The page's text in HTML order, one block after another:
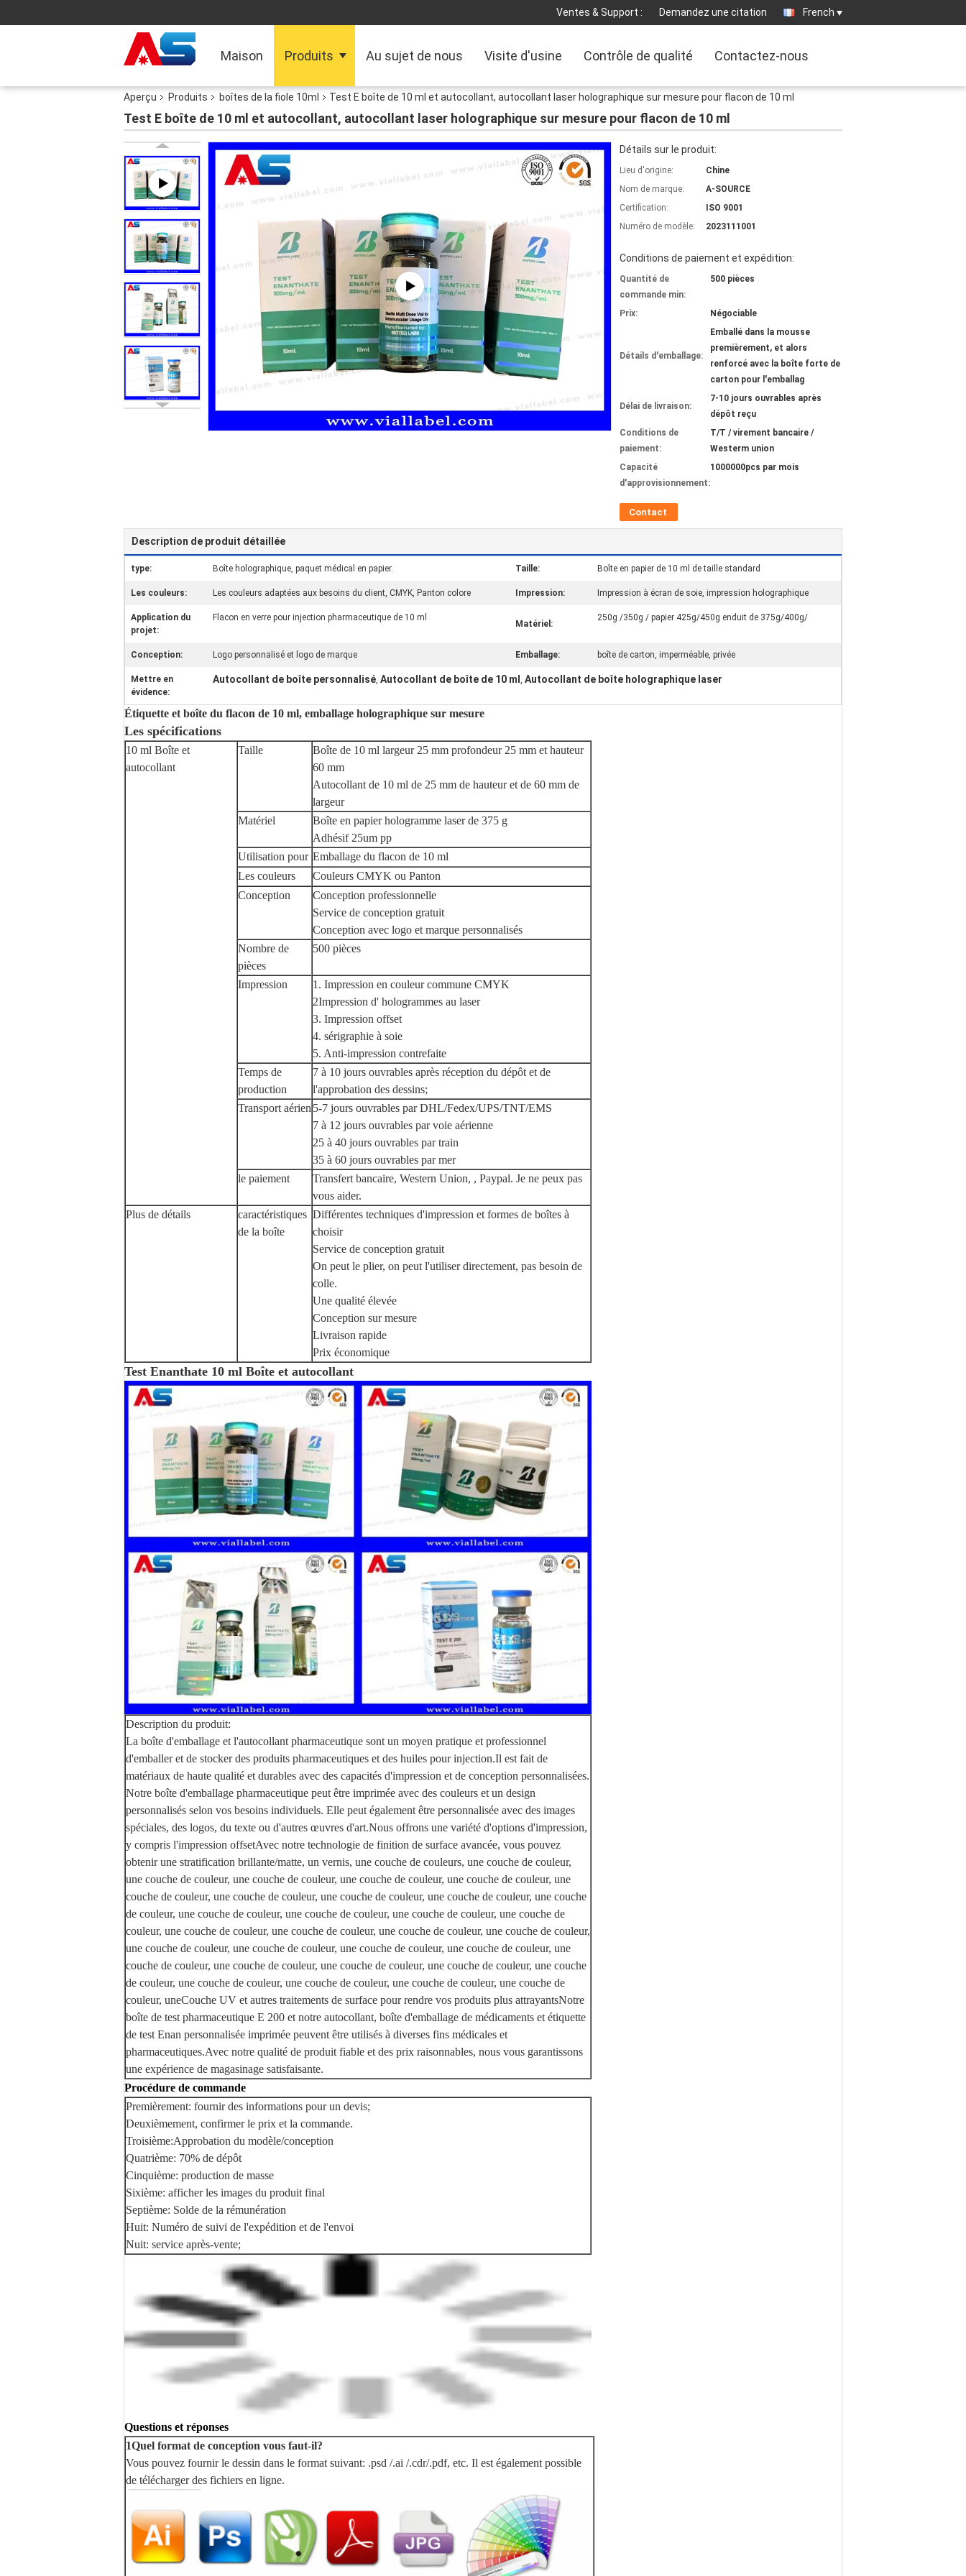
Ventes & Support : Demandez une citation French
Maison Produits Au sujet de nous Visite d'usine Contrôle de qualité Contactez-nous
Aperçu Produits boîtes de la fiole 10ml Test E boîte de 10 ml et autocollant, autocollant laser holographique sur mesure pour flacon de 10 ml
Test E boîte de 10 ml et autocollant, autocollant laser holographique sur mesure pour flacon de 10 ml
Détails sur le produit:
Lieu d'origine:
Chine
Nom de marque:
A-SOURCE
Certification:
ISO 9001
Numéro de modèle:
2023111001
Conditions de paiement et expédition:
Quantité de
commande min:
500 pièces
Prix: Négociable
Détails d'emballage:
Emballé dans la mousse
premièrement, et alors
renforcé avec la boîte forte de
carton pour l'emballag
Délai de livraison:
7-10 jours ouvrables après
dépôt reçu
Conditions de
paiement:
T/T / virement bancaire /
Westerm union
Capacité
d'approvisionnement:
1000000pcs par mois
Contact
Description de produit détaillée
type: Boîte holographique, paquet médical en papier. Taille: Boîte en papier de 10 ml de taille standard
Les couleurs: Les couleurs adaptées aux besoins du client, CMYK, Panton colore Impression: Impression à écran de soie, impression holographique
Application du
projet:
Flacon en verre pour injection pharmaceutique de 10 ml
Matériel:
250g /350g / papier 425g/450g enduit de 375g/400g/
Conception: Logo personnalisé et logo de marque Emballage: boîte de carton, imperméable, privée
Mettre en
évidence:
Autocollant de boîte personnalisé, Autocollant de boîte de 10 ml , Autocollant de boîte holographique laser
Étiquette et boîte du flacon de 10 ml, emballage holographique sur mesure
Les spécifications
10 ml Boîte et
autocollant
Taille
Boîte de 10 ml largeur 25 mm profondeur 25 mm et hauteur
60 mm
Autocollant de 10 ml de 25 mm de hauteur et de 60 mm de
largeur
Matériel
Boîte en papier hologramme laser de 375 g
Adhésif 25um pp
Utilisation pour Emballage du flacon de 10 ml
Les couleurs
Couleurs CMYK ou Panton
Conception
Conception professionnelle
Service de conception gratuit
Conception avec logo et marque personnalisés
Nombre de
pièces
500 pièces
Impression
1. Impression en couleur commune CMYK
2Impression d' hologrammes au laser
3. Impression offset
4. sérigraphie à soie
5. Anti-impression contrefaite
Temps de
production
7 à 10 jours ouvrables après réception du dépôt et de
l'approbation des dessins;
Transport aérien 5-7 jours ouvrables par DHL/Fedex/UPS/TNT/EMS
7 à 12 jours ouvrables par voie aérienne
25 à 40 jours ouvrables par train
35 à 60 jours ouvrables par mer
le paiement
Transfert bancaire, Western Union, , Paypal. Je ne peux pas
vous aider.
Plus de détails
caractéristiques
de la boîte
Différentes techniques d'impression et formes de boîtes à
choisir
Service de conception gratuit
On peut le plier, on peut l'utiliser directement, pas besoin de
colle.
Une qualité élevée
Conception sur mesure
Livraison rapide
Prix économique
Test Enanthate 10 ml Boîte et autocollant
Description du produit:
La boîte d'emballage et l'autocollant pharmaceutique sont un moyen pratique et professionnel
d'emballer et de stocker des produits pharmaceutiques et des huiles pour injection.Il est fait de
matériaux de haute qualité et durables avec des capacités d'impression et de conception personnalisées.
Notre boîte d'emballage pharmaceutique peut être imprimée avec des couleurs et un design
personnalisés selon vos besoins individuels. Elle peut également être personnalisée avec des images
spéciales, des logos, du texte ou d'autres œuvres d'art.Nous offrons une variété d'options d'impression,
y compris l'impression offsetAvec notre technologie de finition de surface avancée, vous pouvez
obtenir une stratification brillante/matte, un vernis, une couche de couleurs, une couche de couleur,
une couche de couleur, une couche de couleur, une couche de couleur, une couche de couleur, une
couche de couleur, une couche de couleur, une couche de couleur, une couche de couleur, une couche
de couleur, une couche de couleur, une couche de couleur, une couche de couleur, une couche de
couleur, une couche de couleur, une couche de couleur, une couche de couleur, une couche de couleur,
une couche de couleur, une couche de couleur, une couche de couleur, une couche de couleur, une
couche de couleur, une couche de couleur, une couche de couleur, une couche de couleur, une couche
de couleur, une couche de couleur, une couche de couleur, une couche de couleur, une couche de
couleur, uneCouche UV et autres traitements de surface pour rendre vos produits plus attrayantsNotre
boîte de test pharmaceutique E 200 et notre autocollant, boîte d'emballage de médicaments et étiquette
de test Enan personnalisée imprimée peuvent être utilisés à diverses fins médicales et
pharmaceutiques.Avec notre qualité de produit fiable et des prix raisonnables, nous vous garantissons
une expérience de magasinage satisfaisante.
Procédure de commande
Premièrement: fournir des informations pour un devis;
Deuxièmement, confirmer le prix et la commande.
Troisième:Approbation du modèle/conception
Quatrième: 70% de dépôt
Cinquième: production de masse
Sixième: afficher les images du produit final
Septième: Solde de la rémunération
Huit: Numéro de suivi de l'expédition et de l'envoi
Nuit: service après-vente;
Questions et réponses
1Quel format de conception vous faut-il?
Vous pouvez fournir le dessin dans le format suivant: .psd /.ai /.cdr/.pdf, etc. Il est également possible
de télécharger des fichiers en ligne.